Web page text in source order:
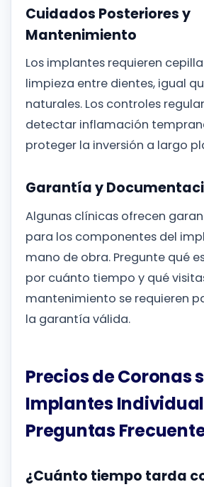
Cuidados Posteriores y
Mantenimiento
Los implantes requieren
limpieza entre dientes, igual
naturales. Los controles
detectar inflamación
proteger la inversión a largo
Garantía y
Algunas clínicas ofrecen
para los componentes del
mano de obra. Pregunte qué
por cuánto tiempo y qué
mantenimiento se requieren
la garantía válida.
Precios de Coronas
Implantes
Preguntas
¿Cuánto tiempo tarda